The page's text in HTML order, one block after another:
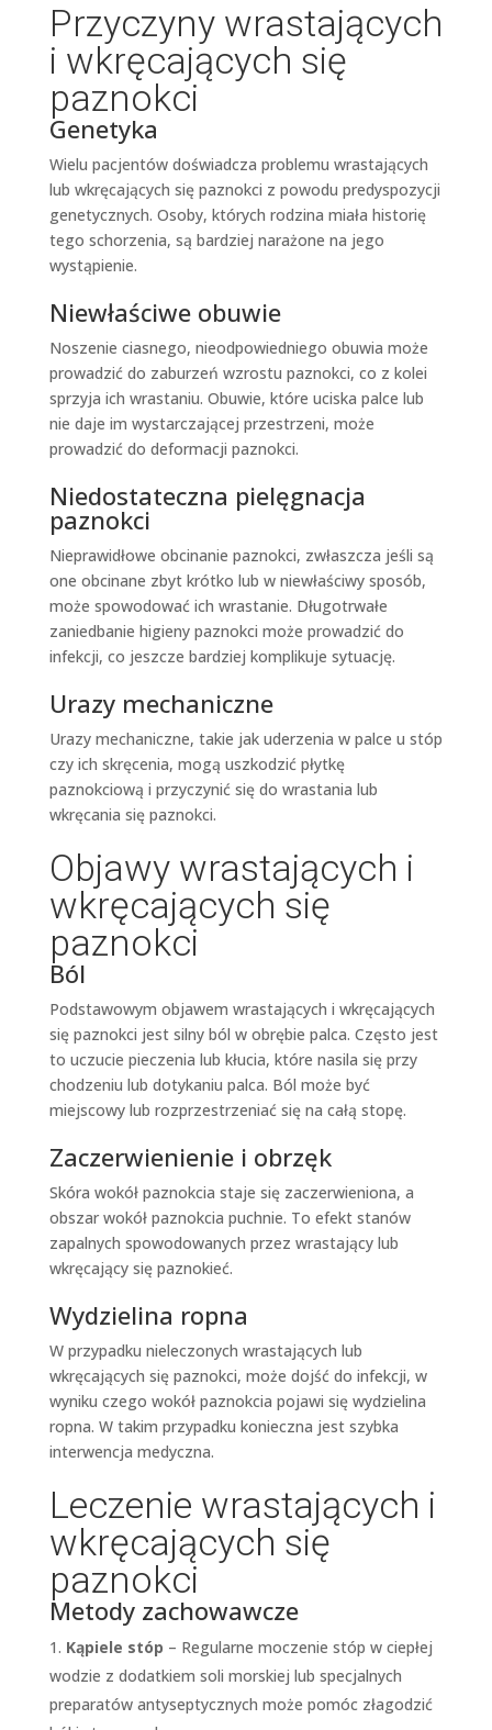
Przyczyny wrastających
i wkręcających się
paznokci
Genetyka
Wielu pacjentów doświadcza problemu wrastających
lub wkręcających się paznokci z powodu predyspozycji
genetycznych. Osoby, których rodzina miała historię
tego schorzenia, są bardziej narażone na jego
wystąpienie.
Niewłaściwe obuwie
Noszenie ciasnego, nieodpowiedniego obuwia może
prowadzić do zaburzeń wzrostu paznokci, co z kolei
sprzyja ich wrastaniu. Obuwie, które uciska palce lub
nie daje im wystarczającej przestrzeni, może
prowadzić do deformacji paznokci.
Niedostateczna pielęgnacja
paznokci
Nieprawidłowe obcinanie paznokci, zwłaszcza jeśli są
one obcinane zbyt krótko lub w niewłaściwy sposób,
może spowodować ich wrastanie. Długotrwałe
zaniedbanie higieny paznokci może prowadzić do
infekcji, co jeszcze bardziej komplikuje sytuację.
Urazy mechaniczne
Urazy mechaniczne, takie jak uderzenia w palce u stóp
czy ich skręcenia, mogą uszkodzić płytkę
paznokciową i przyczynić się do wrastania lub
wkręcania się paznokci.
Objawy wrastających i
wkręcających się
paznokci
Ból
Podstawowym objawem wrastających i wkręcających
się paznokci jest silny ból w obrębie palca. Często jest
to uczucie pieczenia lub kłucia, które nasila się przy
chodzeniu lub dotykaniu palca. Ból może być
miejscowy lub rozprzestrzeniać się na całą stopę.
Zaczerwienienie i obrzęk
Skóra wokół paznokcia staje się zaczerwieniona, a
obszar wokół paznokcia puchnie. To efekt stanów
zapalnych spowodowanych przez wrastający lub
wkręcający się paznokieć.
Wydzielina ropna
W przypadku nieleczonych wrastających lub
wkręcających się paznokci, może dojść do infekcji, w
wyniku czego wokół paznokcia pojawi się wydzielina
ropna. W takim przypadku konieczna jest szybka
interwencja medyczna.
Leczenie wrastających i
wkręcających się
paznokci
Metody zachowawcze
Kąpiele stóp – Regularne moczenie stóp w ciepłej
wodzie z dodatkiem soli morskiej lub specjalnych
preparatów antyseptycznych może pomóc złagodzić